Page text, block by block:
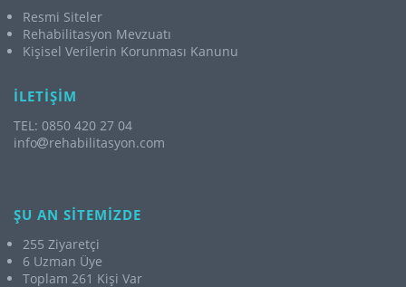
Resmi Siteler
Rehabilitasyon Mevzuatı
Kişisel Verilerin Korunması Kanunu
İLETİŞİM
TEL: 0850 420 27 04
info
rehabilitasyon.com
ŞU AN SİTEMİZDE
255 Ziyaretçi
6 Uzman Üye
Toplam 261 Kişi Var